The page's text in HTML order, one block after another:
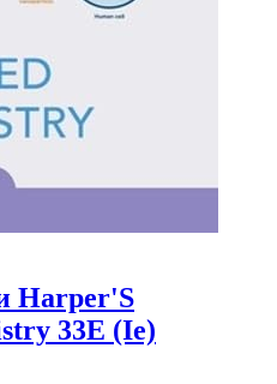
Harper'S
33E (Ie)